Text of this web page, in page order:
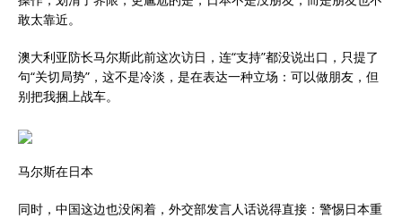
敢太靠近。
澳大利亚防长马尔斯此前这次访日，连“支持”都没说出口，只提了
句“关切局势”，这不是冷淡，是在表达一种立场：可以做朋友，但
别把我捆上战车。
马尔斯在日本
同时，中国这边也没闲着，外交部发言人话说得直接：警惕日本重